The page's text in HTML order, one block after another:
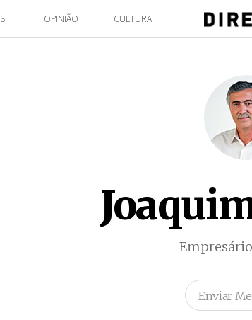
OPINIÃO CULTURA
Enviar